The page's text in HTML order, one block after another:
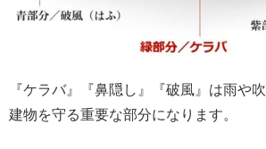
『ケラバ』『鼻隠し』『破風』は雨や
建物を守る重要な部分になります。